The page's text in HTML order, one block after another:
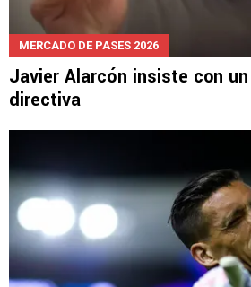
MERCADO DE PASES 2026
Javier Alarcón insiste con
directiva